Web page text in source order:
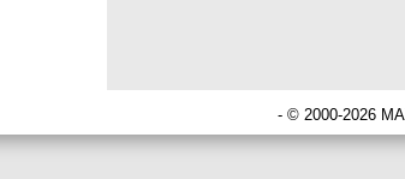
- © 2000-2026